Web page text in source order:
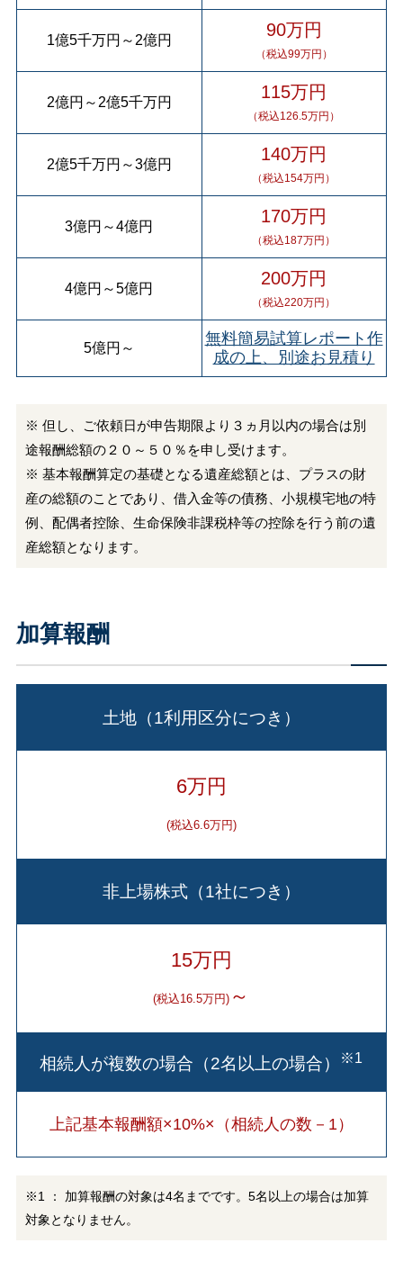
1億5千万円 ～ 2億円 90万円
（税込99万円）
2億円 ～ 2億5千万円 115万円
（税込126.5万円）
2億5千万円 ～3億円 140万円
（税込154万円）
3億円 ～4億円 170万円
（税込187万円）
4億円 ～5億円 200万円
（税込220万円）
5億円 ～
無料簡易試算レポート作
成の上、別途お見積り
※ 但し、ご依頼日が申告期限より３ヵ月以内の場合は別
途報酬総額の２０～５０％を申し受けます。
※ 基本報酬算定の基礎となる遺産総額とは、プラスの財
産の総額のことであり、借入金等の債務、小規模宅地の特
例、配偶者控除、生命保険非課税枠等の控除を行う前の遺
産総額となります。
加算報酬
土地（1利用区分につき）
6万円
(税込6.6万円)
非上場株式（1社につき）
15万円
(税込16.5万円) ～
相続人が複数の場合（2名以上の場合） ※1
上記基本報酬額×10%×（相続人の数－1）
※1 ： 加算報酬の対象は4名までです。5名以上の場合は加算
対象となりません。